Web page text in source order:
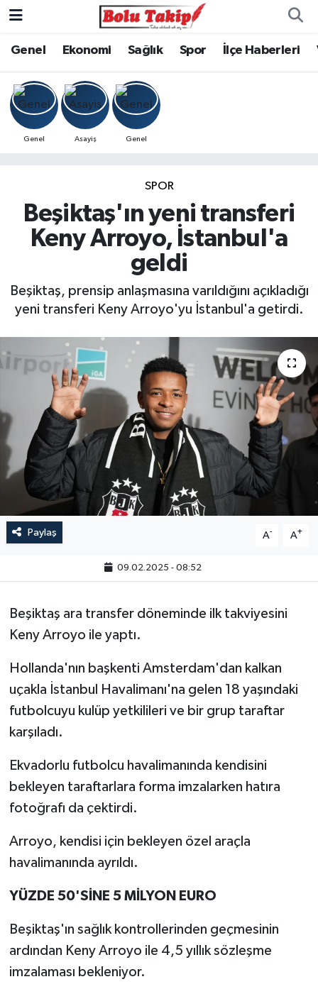
Genel Ekonomi Sağlık Spor İlçe Haberleri
Genel Asayiş Genel
SPOR
Beşiktaş'ın yeni transferi
Keny Arroyo, İstanbul'a
geldi
Beşiktaş, prensip anlaşmasına varıldığını açıkladığı
yeni transferi Keny Arroyo'yu İstanbul'a getirdi.
Paylaş A- A+
09.02.2025 - 08:52
Beşiktaş ara transfer döneminde ilk takviyesini
Keny Arroyo ile yaptı.
Hollanda'nın başkenti Amsterdam'dan kalkan
uçakla İstanbul Havalimanı'na gelen 18 yaşındaki
futbolcuyu kulüp yetkilileri ve bir grup taraftar
karşıladı.
Ekvadorlu futbolcu havalimanında kendisini
bekleyen taraftarlara forma imzalarken hatıra
fotoğrafı da çektirdi.
Arroyo, kendisi için bekleyen özel araçla
havalimanında ayrıldı.
YÜZDE 50'SİNE 5 MİLYON EURO
Beşiktaş'ın sağlık kontrollerinden geçmesinin
ardından Keny Arroyo ile 4,5 yıllık sözleşme
imzalaması bekleniyor.